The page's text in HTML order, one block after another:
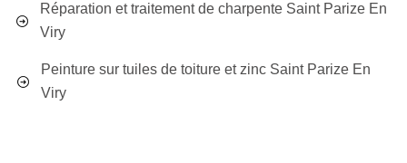
Réparation et traitement de charpente Saint Parize En
Viry
Peinture sur tuiles de toiture et zinc Saint Parize En
Viry